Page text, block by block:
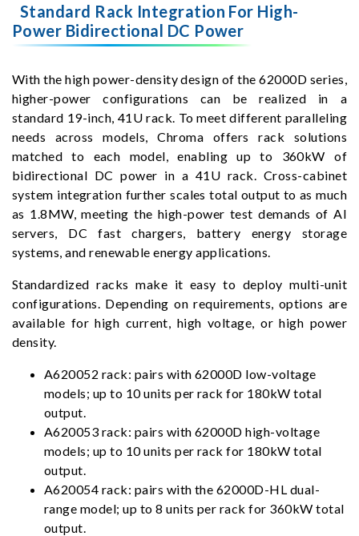
Standard Rack Integration For High-
Power Bidirectional DC Power
With the high power-density design of the 62000D series,
higher-power configurations can be realized in a
standard 19-inch, 41U rack. To meet different paralleling
needs across models, Chroma offers rack solutions
matched to each model, enabling up to 360kW of
bidirectional DC power in a 41U rack. Cross-cabinet
system integration further scales total output to as much
as 1.8MW, meeting the high-power test demands of AI
servers, DC fast chargers, battery energy storage
systems, and renewable energy applications.
Standardized racks make it easy to deploy multi-unit
configurations. Depending on requirements, options are
available for high current, high voltage, or high power
density.
A620052 rack: pairs with 62000D low-voltage
models; up to 10 units per rack for 180kW total
output.
A620053 rack: pairs with 62000D high-voltage
models; up to 10 units per rack for 180kW total
output.
A620054 rack: pairs with the 62000D-HL dual-
range model; up to 8 units per rack for 360kW total
output.